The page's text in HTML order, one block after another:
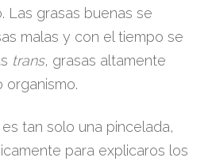
Las grasas buenas se
malas y con el tiempo se
trans, grasas altamente
organismo.
tan solo una pincelada,
para explicaros los